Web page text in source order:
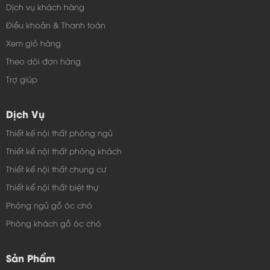
công trình trước, khách hàng có nhu cầu sản xuất
tủ bếp, công ty Toàn Cầu sẽ có kiến trúc sư đến
thời điểm sản xuất.
*Chúng tôi giao hàng và vận chuyển, lắp đặt hoàn
thiện sản phẩm tại Hà Nội Và Tp. HCM, Đối với các
tỉnh, TP khác quý khách sẽ chịu phí vận chuyển
theo giá hiện hành và các chi phí ăn ở phát sinh
của thợ trong quá trình lắp đặt.
*Tất cả sản phẩm sẽ được nội thất Toàn Cầu bảo
Dịch vụ khách hàng
Điều khoản & Thanh toán
Xem giỏ hàng
Theo dõi đơn hàng
Trợ giúp
Dịch Vụ
Thiết kế nội thất phòng ngủ
Thiết kế nội thất phòng khách
Thiết kế nội thất chung cư
Thiết kế nội thất biệt thự
Phòng ngủ gỗ óc chó
Phòng khách gỗ óc chó
Sản Phẩm